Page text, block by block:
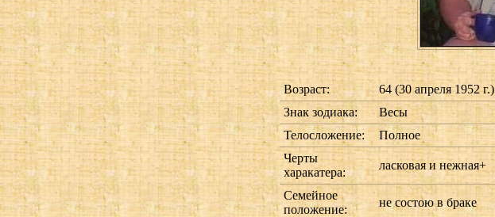
Возраст:
64 (30 апреля 1952 г.)
Знак зодиака:
Весы
Телосложение:
Полное
Черты
харакатера:
ласковая и нежная+
Семейное
положение:
не состою в браке